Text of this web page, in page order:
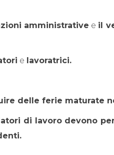
amministrative e il
e lavoratrici.
delle ferie maturate
di lavoro devono